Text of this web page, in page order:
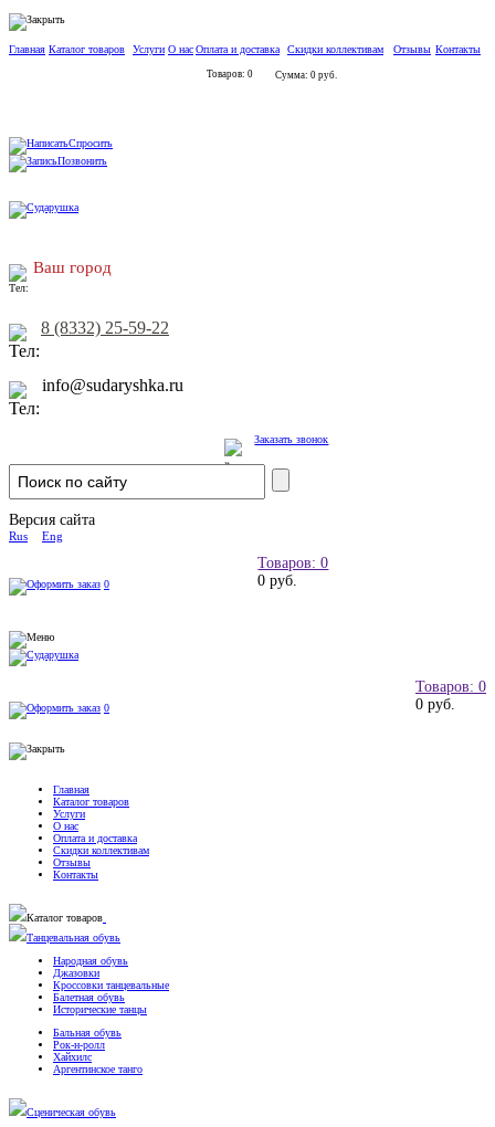
Главная Каталог товаров Услуги О насОплата и доставка Скидки коллективам Отзывы Контакты
Товаров: 0 Сумма: 0 руб.
Спросить
Позвонить
Ваш город
8 (8332) 25-59-22
info@sudaryshka.ru
Заказать звонок
Версия сайта
Rus Eng
Товаров: 0
0 руб.
0
Товаров: 0
0 руб.
0
Главная
Каталог товаров
Услуги
О нас
Оплата и доставка
Скидки коллективам
Отзывы
Контакты
Каталог товаров
Танцевальная обувь
Народная обувь
Джазовки
Кроссовки танцевальные
Балетная обувь
Исторические танцы
Бальная обувь
Рок-н-ролл
Хайхилс
Аргентинское танго
Сценическая обувь